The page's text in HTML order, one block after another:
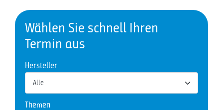
Wählen Sie schnell Ihren
Termin aus
Hersteller
Themen